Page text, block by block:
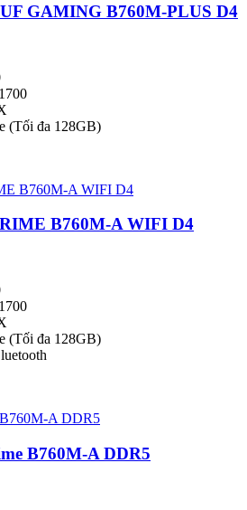
GAMING B760M-PLUS D4
(Tối đa 128GB)
B760M-A WIFI D4
(Tối đa 128GB)
B760M-A DDR5